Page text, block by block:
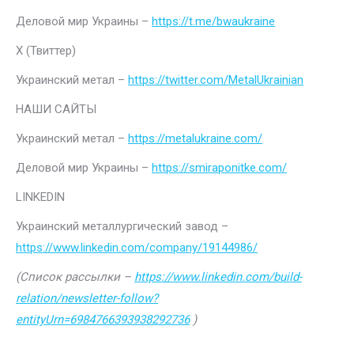
Деловой мир Украины – https://t.me/bwaukraine
Х (Твиттер)
Украинский метал – https://twitter.com/MetalUkrainian
НАШИ САЙТЫ
Украинский метал – https://metalukraine.com/
Деловой мир Украины – https://smiraponitke.com/
LINKEDIN
Украинский металлургический завод –
https://www.linkedin.com/company/19144986/
(Список рассылки – https://www.linkedin.com/build-
relation/newsletter-follow?
entityUrn=6984766393938292736)